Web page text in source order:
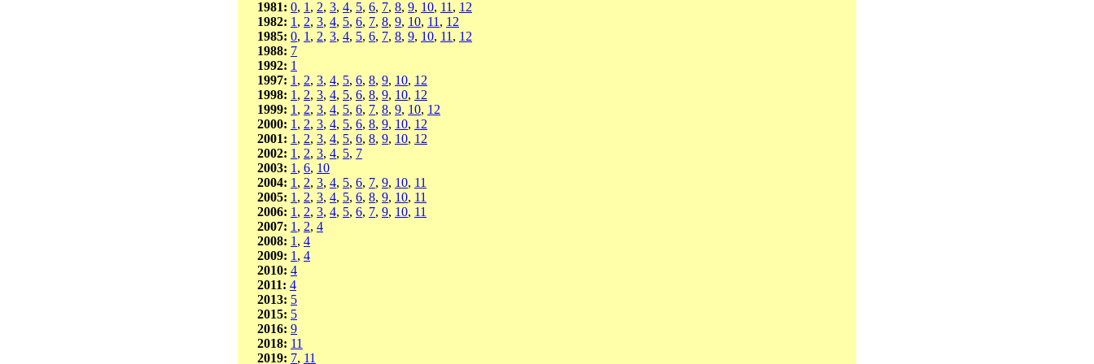
1981: 0, 1 , 2, 3, 4, 5, 6, 7, 8, 9, 10, 11 , 12
1982: 1 , 2, 3, 4, 5, 6, 7, 8, 9, 10, 11 , 12
1985: 0, 1 , 2, 3, 4, 5, 6, 7, 8, 9, 10, 11 , 12
1988: 7
1992: 1
1997: 1 , 2, 3, 4, 5, 6, 8, 9, 10, 12
1998: 1 , 2, 3, 4, 5, 6, 8, 9, 10, 12
1999: 1 , 2, 3, 4, 5, 6, 7, 8, 9, 10, 12
2000: 1 , 2, 3, 4, 5, 6, 8, 9, 10, 12
2001: 1 , 2, 3, 4, 5, 6, 8, 9, 10, 12
2002: 1 , 2, 3, 4, 5, 7
2003: 1 , 6, 10
2004: 1 , 2, 3, 4, 5, 6, 7, 9, 10, 11
2005: 1 , 2, 3, 4, 5, 6, 8, 9, 10, 11
2006: 1 , 2, 3, 4, 5, 6, 7, 9, 10, 11
2007: 1 , 2, 4
2008: 1 , 4
2009: 1 , 4
2010: 4
2011: 4
2013: 5
2015: 5
2016: 9
2018: 11
2019: 7, 11